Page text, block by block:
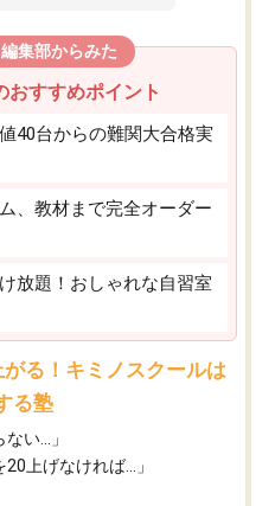
集部からみた
おすすめポイント
40台からの難関大合格実
、教材まで完全オーダー
放題！おしゃれな自習室
る！キミノスクールは
る塾
い…」
20上げなければ…」